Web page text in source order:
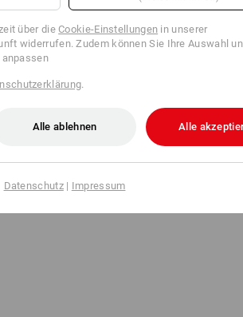
über dieCookie-Einstellungen in unserer
widerrufen. Zudem können Sie Ihre Auswahl
.
Alle ablehnen Alle
Datenschutz| Impressum